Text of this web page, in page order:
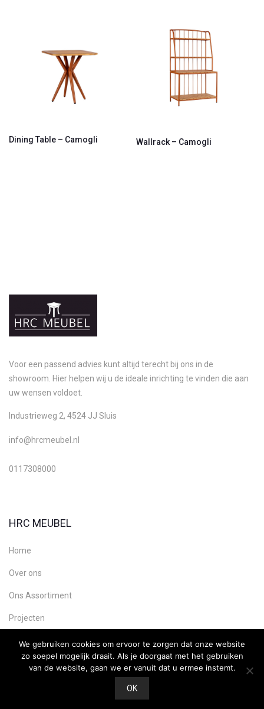
Dining Table – Camogli Wallrack – Camogli
Voor een passend advies kunt altijd terecht bij ons in de
showroom. Hier helpen wij u de ideale inrichting te vinden die aan
uw wensen voldoet.
Industrieweg 2, 4524 JJ Sluis
info@hrcmeubel.nl
0117308000
HRC MEUBEL
Home
Over ons
Ons Assortiment
Projecten
Contact
Copyright HRC Meubel, Webdesign:
We gebruiken cookies om ervoor te zorgen dat onze website
zo soepel mogelijk draait. Als je doorgaat met het gebruiken
van de website, gaan we er vanuit dat u ermee instemt.
OK